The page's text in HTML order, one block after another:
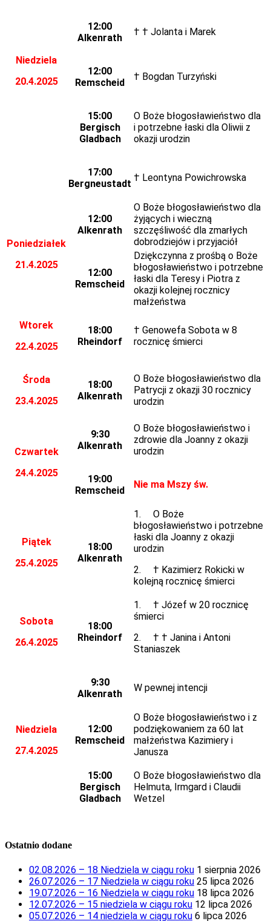
Niedziela
20.4.2025
12:00
Alkenrath
† † Jolanta i Marek
12:00
Remscheid
† Bogdan Turzyński
15:00
Bergisch
Gladbach
O Boże błogosławieństwo dla
i potrzebne łaski dla Oliwii z
okazji urodzin
17:00
Bergneustadt
† Leontyna Powichrowska
Poniedziałek
21.4.2025
12:00
Alkenrath
O Boże błogosławieństwo dla
żyjących i wieczną
szczęśliwość dla zmarłych
dobrodziejów i przyjaciół
12:00
Remscheid
Dziękczynna z prośbą o Boże
błogosławieństwo i potrzebne
łaski dla Teresy i Piotra z
okazji kolejnej rocznicy
małżeństwa
Wtorek
22.4.2025
18:00
Rheindorf
† Genowefa Sobota w 8
rocznicę śmierci
Środa
23.4.2025
18:00
Alkenrath
O Boże błogosławieństwo dla
Patrycji z okazji 30 rocznicy
urodzin
Czwartek
24.4.2025
9:30
Alkenrath
O Boże błogosławieństwo i
zdrowie dla Joanny z okazji
urodzin
19:00
Remscheid
Nie ma Mszy św.
Piątek
25.4.2025
18:00
Alkenrath
1. O Boże
błogosławieństwo i potrzebne
łaski dla Joanny z okazji
urodzin
2. † Kazimierz Rokicki w
kolejną rocznicę śmierci
Sobota
26.4.2025
18:00
Rheindorf
1. † Józef w 20 rocznicę
śmierci
2. † † Janina i Antoni
Staniaszek
Niedziela
27.4.2025
9:30
Alkenrath
W pewnej intencji
12:00
Remscheid
O Boże błogosławieństwo i z
podziękowaniem za 60 lat
małżeństwa Kazimiery i
Janusza
15:00
Bergisch
Gladbach
O Boże błogosławieństwo dla
Helmuta, Irmgard i Claudii
Wetzel
Ostatnio dodane
02.08.2026 – 18 Niedziela w ciągu roku 1 sierpnia 2026
26.07.2026 – 17 Niedziela w ciągu roku 25 lipca 2026
19.07.2026 – 16 Niedziela w ciągu roku 18 lipca 2026
12.07.2026 – 15 niedziela w ciągu roku 12 lipca 2026
05.07.2026 – 14 niedziela w ciągu roku 6 lipca 2026